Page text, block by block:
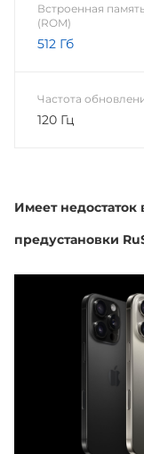
Имеет
предустановки
Встроенная
(ROM)
512 Гб
Частота
120 Гц